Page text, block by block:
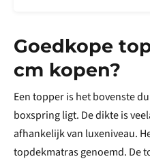
Goedkope
cm kopen?
Een topper is het bovenste
boxspring ligt. De dikte is
afhankelijk van luxeniveau.
topdekmatras genoemd. De